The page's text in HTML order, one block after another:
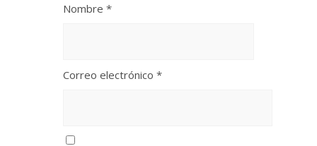
Nombre *
Correo electrónico *